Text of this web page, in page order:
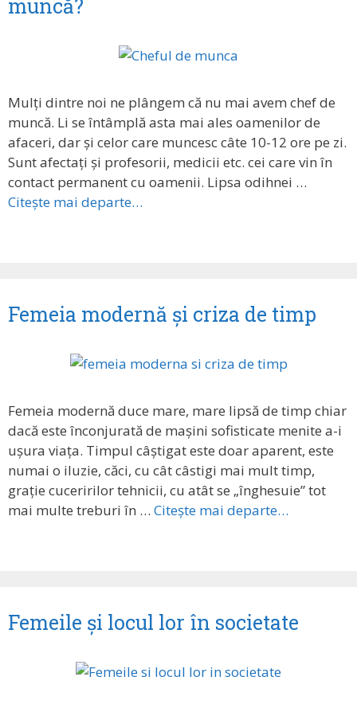
muncă?
Mulți dintre noi ne plângem că nu mai avem chef de
muncă. Li se întâmplă asta mai ales oamenilor de
afaceri, dar și celor care muncesc câte 10-12 ore pe zi.
Sunt afectați și profesorii, medicii etc. cei care vin în
contact permanent cu oamenii. Lipsa odihnei …
Citește mai departe…
Femeia modernă și criza de timp
Femeia modernă duce mare, mare lipsă de timp chiar
dacă este înconjurată de mașini sofisticate menite a-i
ușura viața. Timpul câștigat este doar aparent, este
numai o iluzie, căci, cu cât câstigi mai mult timp,
grație cuceririlor tehnicii, cu atât se „înghesuie” tot
mai multe treburi în … Citește mai departe…
Femeile și locul lor în societate